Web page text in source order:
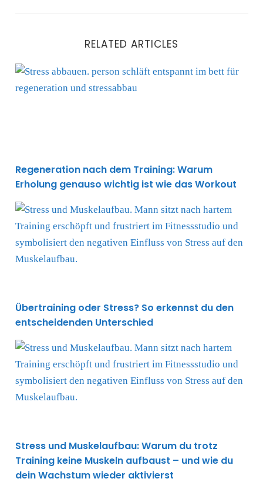
RELATED ARTICLES
Regeneration nach dem Training: Warum Erholung
Regeneration nach dem Training: Warum
Erholung genauso wichtig ist wie das Workout
Übertraining oder Stress? So erkennst du den
Übertraining oder Stress? So erkennst du den
entscheidenden Unterschied
Stress und Muskelaufbau: Warum du trotz Training
Stress und Muskelaufbau: Warum du trotz
Training keine Muskeln aufbaust – und wie du
dein Wachstum wieder aktivierst